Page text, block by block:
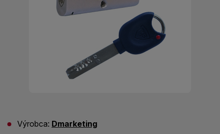
Výrobca: Dmarketing